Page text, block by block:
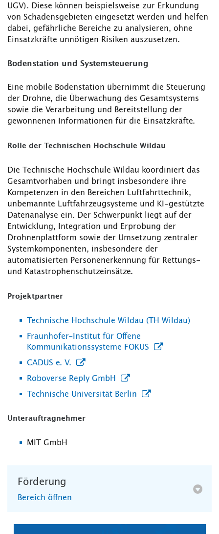
UGV). Diese können beispielsweise zur Erkundung
von Schadensgebieten eingesetzt werden und helfen
dabei, gefährliche Bereiche zu analysieren, ohne
Einsatzkräfte unnötigen Risiken auszusetzen.
Bodenstation und Systemsteuerung
Eine mobile Bodenstation übernimmt die Steuerung
der Drohne, die Überwachung des Gesamtsystems
sowie die Verarbeitung und Bereitstellung der
gewonnenen Informationen für die Einsatzkräfte.
Rolle der Technischen Hochschule Wildau
Die Technische Hochschule Wildau koordiniert das
Gesamtvorhaben und bringt insbesondere ihre
Kompetenzen in den Bereichen Luftfahrttechnik,
unbemannte Luftfahrzeugsysteme und KI-gestützte
Datenanalyse ein. Der Schwerpunkt liegt auf der
Entwicklung, Integration und Erprobung der
Drohnenplattform sowie der Umsetzung zentraler
Systemkomponenten, insbesondere der
automatisierten Personenerkennung für Rettungs-
und Katastrophenschutzeinsätze.
Projektpartner
Technische Hochschule Wildau (TH Wildau)
Fraunhofer-Institut für Offene
Kommunikationssysteme FOKUS
CADUS e. V.
Roboverse Reply GmbH
Technische Universität Berlin
Unterauftragnehmer
MIT GmbH
Förderung
Bereich öffnen